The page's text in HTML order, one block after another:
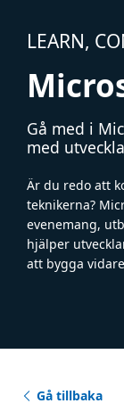
LEARN,
Gå med i
med
Är du redo att
teknikerna?
evenemang,
hjälper
att bygga
Gå tillbaka